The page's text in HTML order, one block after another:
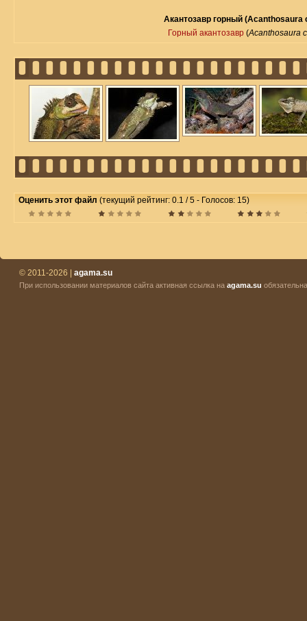
Акантозавр горный (Acanthosaura
Горный акантозавр (Acanthosaura
Оценить этот файл (текущий рейтинг: 0.1 / 5 - Голосов: 15)
© 2011-2026 | agama.su
При использовании материалов сайта активная ссылка на agama.su